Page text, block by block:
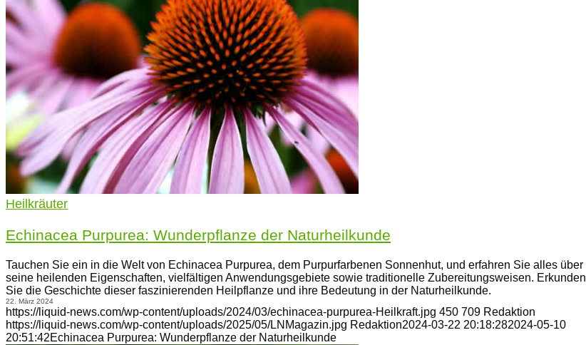
Heilkräuter
Echinacea Purpurea: Wunderpflanze der Naturheilkunde
Tauchen Sie ein in die Welt von Echinacea Purpurea, dem Purpurfarbenen Sonnenhut, und erfahren Sie alles über
seine heilenden Eigenschaften, vielfältigen Anwendungsgebiete sowie traditionelle Zubereitungsweisen. Erkunden
Sie die Geschichte dieser faszinierenden Heilpflanze und ihre Bedeutung in der Naturheilkunde.
22. März 2024
https://liquid-news.com/wp-content/uploads/2024/03/echinacea-purpurea-Heilkraft.jpg 450 709 Redaktion
https://liquid-news.com/wp-content/uploads/2025/05/LNMagazin.jpg Redaktion2024-03-22 20:18:282024-05-10
20:51:42Echinacea Purpurea: Wunderpflanze der Naturheilkunde